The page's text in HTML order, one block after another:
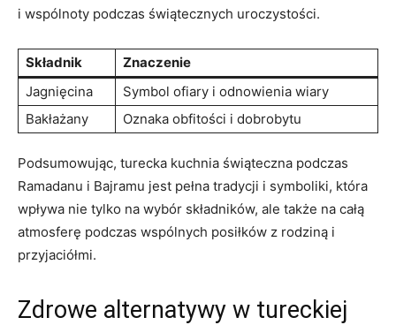
i wspólnoty podczas świątecznych ‍uroczystości.
Składnik
Znaczenie
Jagnięcina
Symbol⁣ ofiary i odnowienia wiary
Bakłażany
Oznaka ‍obfitości ​i dobrobytu
Podsumowując, turecka kuchnia świąteczna ⁢podczas
Ramadanu i Bajramu jest pełna tradycji⁢ i symboliki, która
wpływa nie⁤ tylko na wybór składników, ale także na całą
atmosferę podczas wspólnych ⁤posiłków z rodziną‌ i‍
przyjaciółmi.
Zdrowe alternatywy w tureckiej